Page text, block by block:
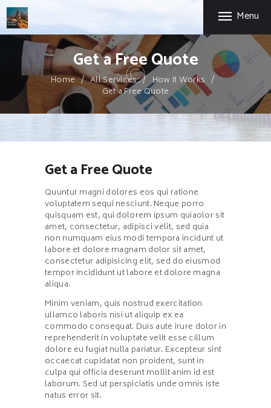
Menu
Get a Free Quote
Home All Services
How It Works
Get a Free Quote
CHICAGO MORTGAGE BROKER
Chicago Expertise. Mortgage Options That Fit.
FIRST-TIME HOME
BUYERS
SELF-EMPLOYED
ABOUT US
PRIVACY POLICY
CONTACT US
Get a Free Quote
Quuntur magni dolores eos qui ratione
voluptatem sequi nesciunt. Neque porro
quisquam est, qui dolorem ipsum quiaolor sit
amet, consectetur, adipisci velit, sed quia
non numquam eius modi tempora incidunt ut
labore et dolore magnam dolor sit amet,
consectetur adipisicing elit, sed do eiusmod
tempor incididunt ut labore et dolore magna
aliqua.
Minim veniam, quis nostrud exercitation
ullamco laboris nisi ut aliquip ex ea
commodo consequat. Duis aute irure dolor in
reprehenderit in voluptate velit esse cillum
dolore eu fugiat nulla pariatur. Excepteur sint
occaecat cupidatat non proident, sunt in
culpa qui officia deserunt mollit anim id est
laborum. Sed ut perspiciatis unde omnis iste
natus error sit.